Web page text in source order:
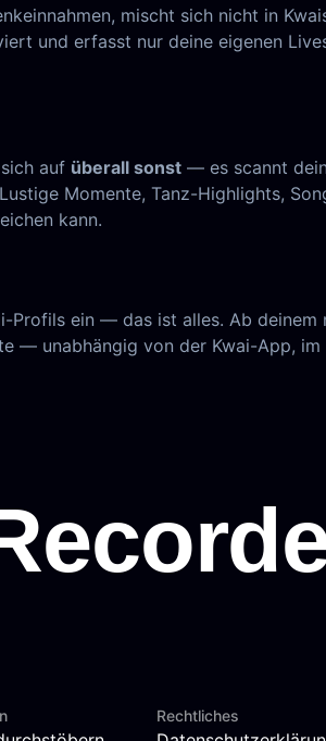
mischt sich nicht in
und erfasst nur deine eigenen
auf überall sonst — es scannt
Momente, Tanz-Highlights,
kann.
Profils ein — das ist alles. Ab
— unabhängig von der Kwai-App,
Rechtliches